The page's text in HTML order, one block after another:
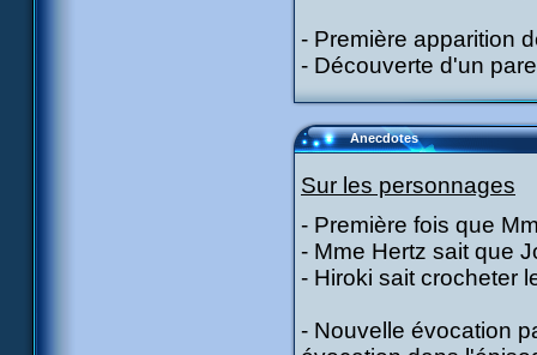
- Première apparition
- Découverte d'un
Anecdotes
Sur les personnages
- Première fois que
- Mme Hertz sait que
- Hiroki sait crocheter
- Nouvelle évocation